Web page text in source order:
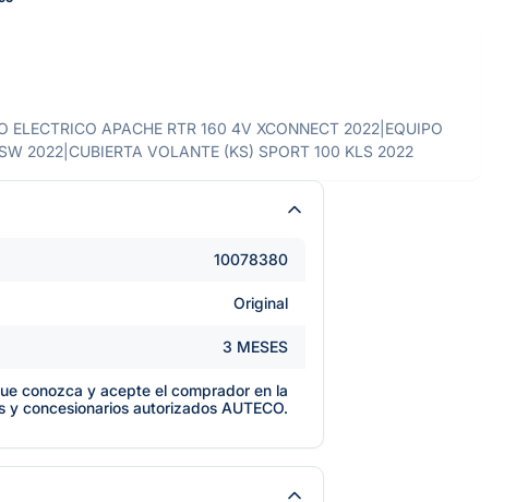
APACHE RTR 160 4V XCONNECT 2022|EQUIPO
2022|CUBIERTA VOLANTE (KS) SPORT 100 KLS 2022
10078380
Original
3 MESES
conozca y acepte el comprador en la
concesionarios autorizados AUTECO.